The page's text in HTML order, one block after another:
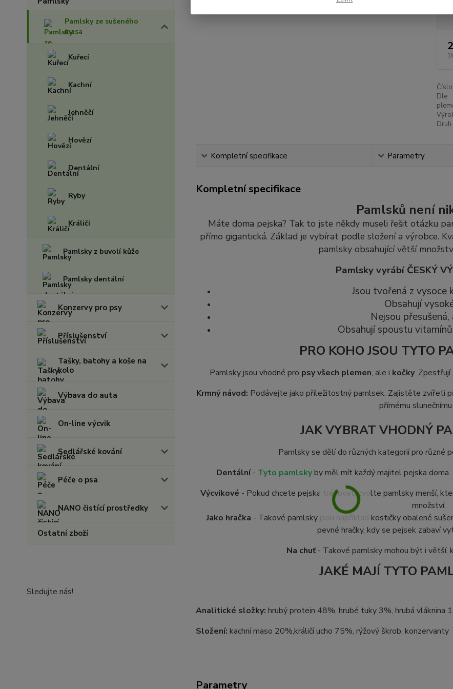
Pamlsky ze sušeného
masa
Kuřecí
Kachní
Jehněčí
Hovězí
Dentální
Ryby
Králičí
Pamlsky z buvolí kůže
Pamlsky dentální
Konzervy pro psy
Příslušenství
Tašky, batohy a koše na
kolo
Výbava do auta
On-line výcvik
Sedlářské kování
Péče o psa
NANO čistící prostředky
Ostatní zboží
Sledujte nás!
Dle
Druh
Kompletní specifikace Parametry
Kompletní specifikace
Pamlsků není
Máte doma pejska? Tak to jste někdy museli řešit otázku
přímo gigantická. Základ je vybírat podle složení a výrobce.
pamlsky obsahující větší
Pamlsky vyrábí ČESKÝ
Jsou tvořená z vysoce
Obsahují
Nejsou
Obsahují spoustu
PRO KOHO JSOU TYTO
Pamlsky jsou vhodné pro psy všech plemen, ale i kočky. Zpestřují
Krmný návod: Podávejte jako příležitostný pamlsek. Zajistěte zvířeti
přímému
JAK VYBRAT VHODNÝ
Pamlsky se dělí do různých kategorií pro různé
Dentální- Tyto pamlskyby měl mít každý majitel pejska
Výcvikové - Pokud chcete pejska trénovat, zvolte pamlsky menší,
množství.
Jako hračka - Takové pamlsky jsou například kostičky obalené
pevné hračky, kdy se pejsek zabaví
Na chuť- Takové pamlsky mohou být i větší,
JAKÉ MAJÍ TYTO
Analitické složky: hrubý protein 48%, hrubé tuky 3%, hrubá vláknina
Složení: kachní maso 20%,králičí ucho 75%, rýžový škrob, konzervanty
Parametry